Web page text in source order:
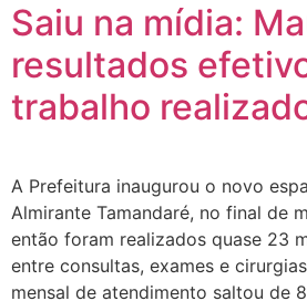
Saiu na mídia:
resultados
trabalho
A Prefeitura inaugurou o novo
Almirante Tamandaré, no final de
então foram realizados quase 23
entre consultas, exames e
mensal de atendimento saltou de